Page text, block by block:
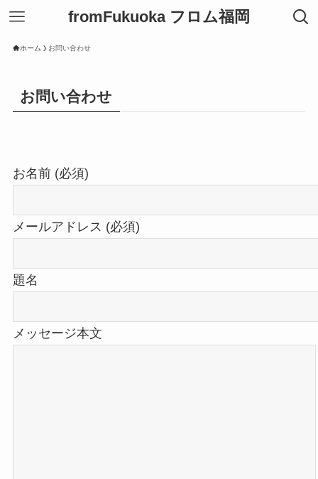
fromFukuoka フロム福岡
ホーム お問い合わせ
お問い合わせ
お名前 (必須)
メールアドレス (必須)
題名
メッセージ本文